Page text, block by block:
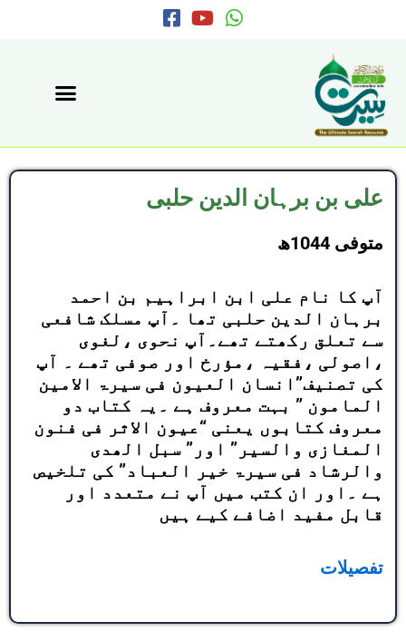
F
a
k
-
s
q
e
Y
o
W
h
p
علی بن برہان الدین حلبی
متوفی 1044ھ
آپ کا نام علی ابن ابراہیم بن احمد
برہان الدین حلبی تھا ۔آپ مسلک شافعی
سے تعلق رکھتے تھے۔آپ نحوی ،لغوی
،اصولی ،فقیہ ،مؤرخ اور صوفی تھے ۔ آپ
کی تصنیف”انسان العیون فی سیرۃ الامین
المامون ” بہت معروف ہے ۔یہ کتاب دو
معروف کتابوں یعنی “عیون الاثر فی فنون
المغازی والسیر” اور” سبل الھدی
والرشاد فی سیرۃ خیر العباد” کی تلخیص
ہے ۔اور ان کتب میں آپ نے متعدد اور
قابل مفید اضافے کیے ہیں
تفصیلات